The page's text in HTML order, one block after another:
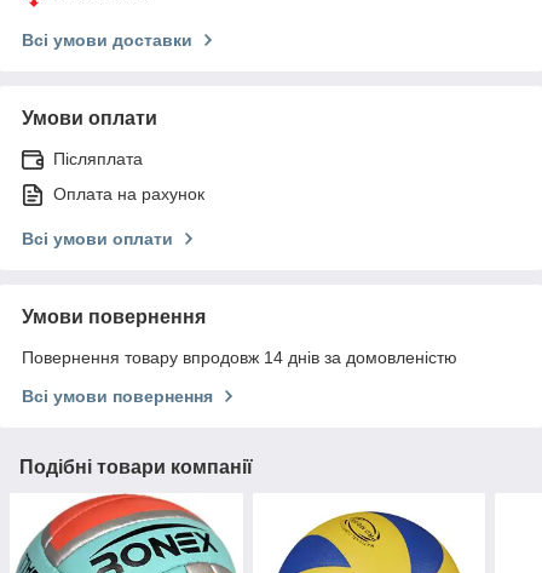
Всі умови доставки
Умови оплати
Післяплата
Оплата на рахунок
Всі умови оплати
Умови повернення
Повернення товару впродовж 14 днів за домовленістю
Всі умови повернення
Подібні товари компанії